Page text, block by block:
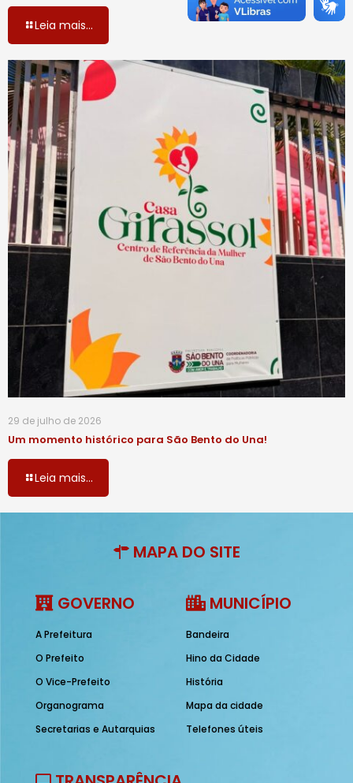
Leia mais...
29 de julho de 2026
Um momento histórico para São Bento do Una!
Leia mais...
MAPA DO SITE
GOVERNO
A Prefeitura
O Prefeito
O Vice-Prefeito
Organograma
Secretarias e Autarquias
MUNICÍPIO
Bandeira
Hino da Cidade
História
Mapa da cidade
Telefones úteis